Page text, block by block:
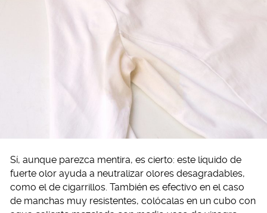
Sí, aunque parezca mentira, es cierto: este líquido de
fuerte olor ayuda a neutralizar olores desagradables,
como el de cigarrillos. También es efectivo en el caso
de manchas muy resistentes, colócalas en un cubo con